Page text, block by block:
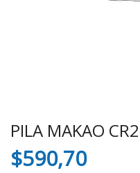
PILA MAKAO
$590,70